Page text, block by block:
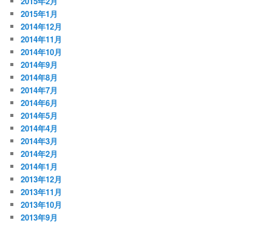
2015年1月
2014年12月
2014年11月
2014年10月
2014年9月
2014年8月
2014年7月
2014年6月
2014年5月
2014年4月
2014年3月
2014年2月
2014年1月
2013年12月
2013年11月
2013年10月
2013年9月